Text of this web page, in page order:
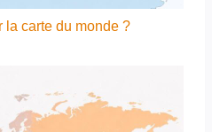
la carte du monde ?